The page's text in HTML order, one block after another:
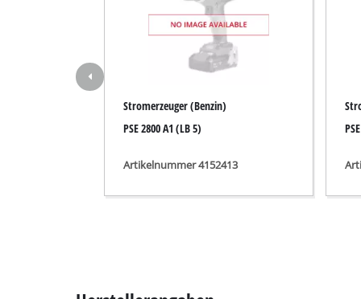
Aschesauger
Schwingschleifer
Bandschleifer
Stromerzeuger (Benzin)
PSE 2800 A1 (LB 5)
Artikelnummer 4152413